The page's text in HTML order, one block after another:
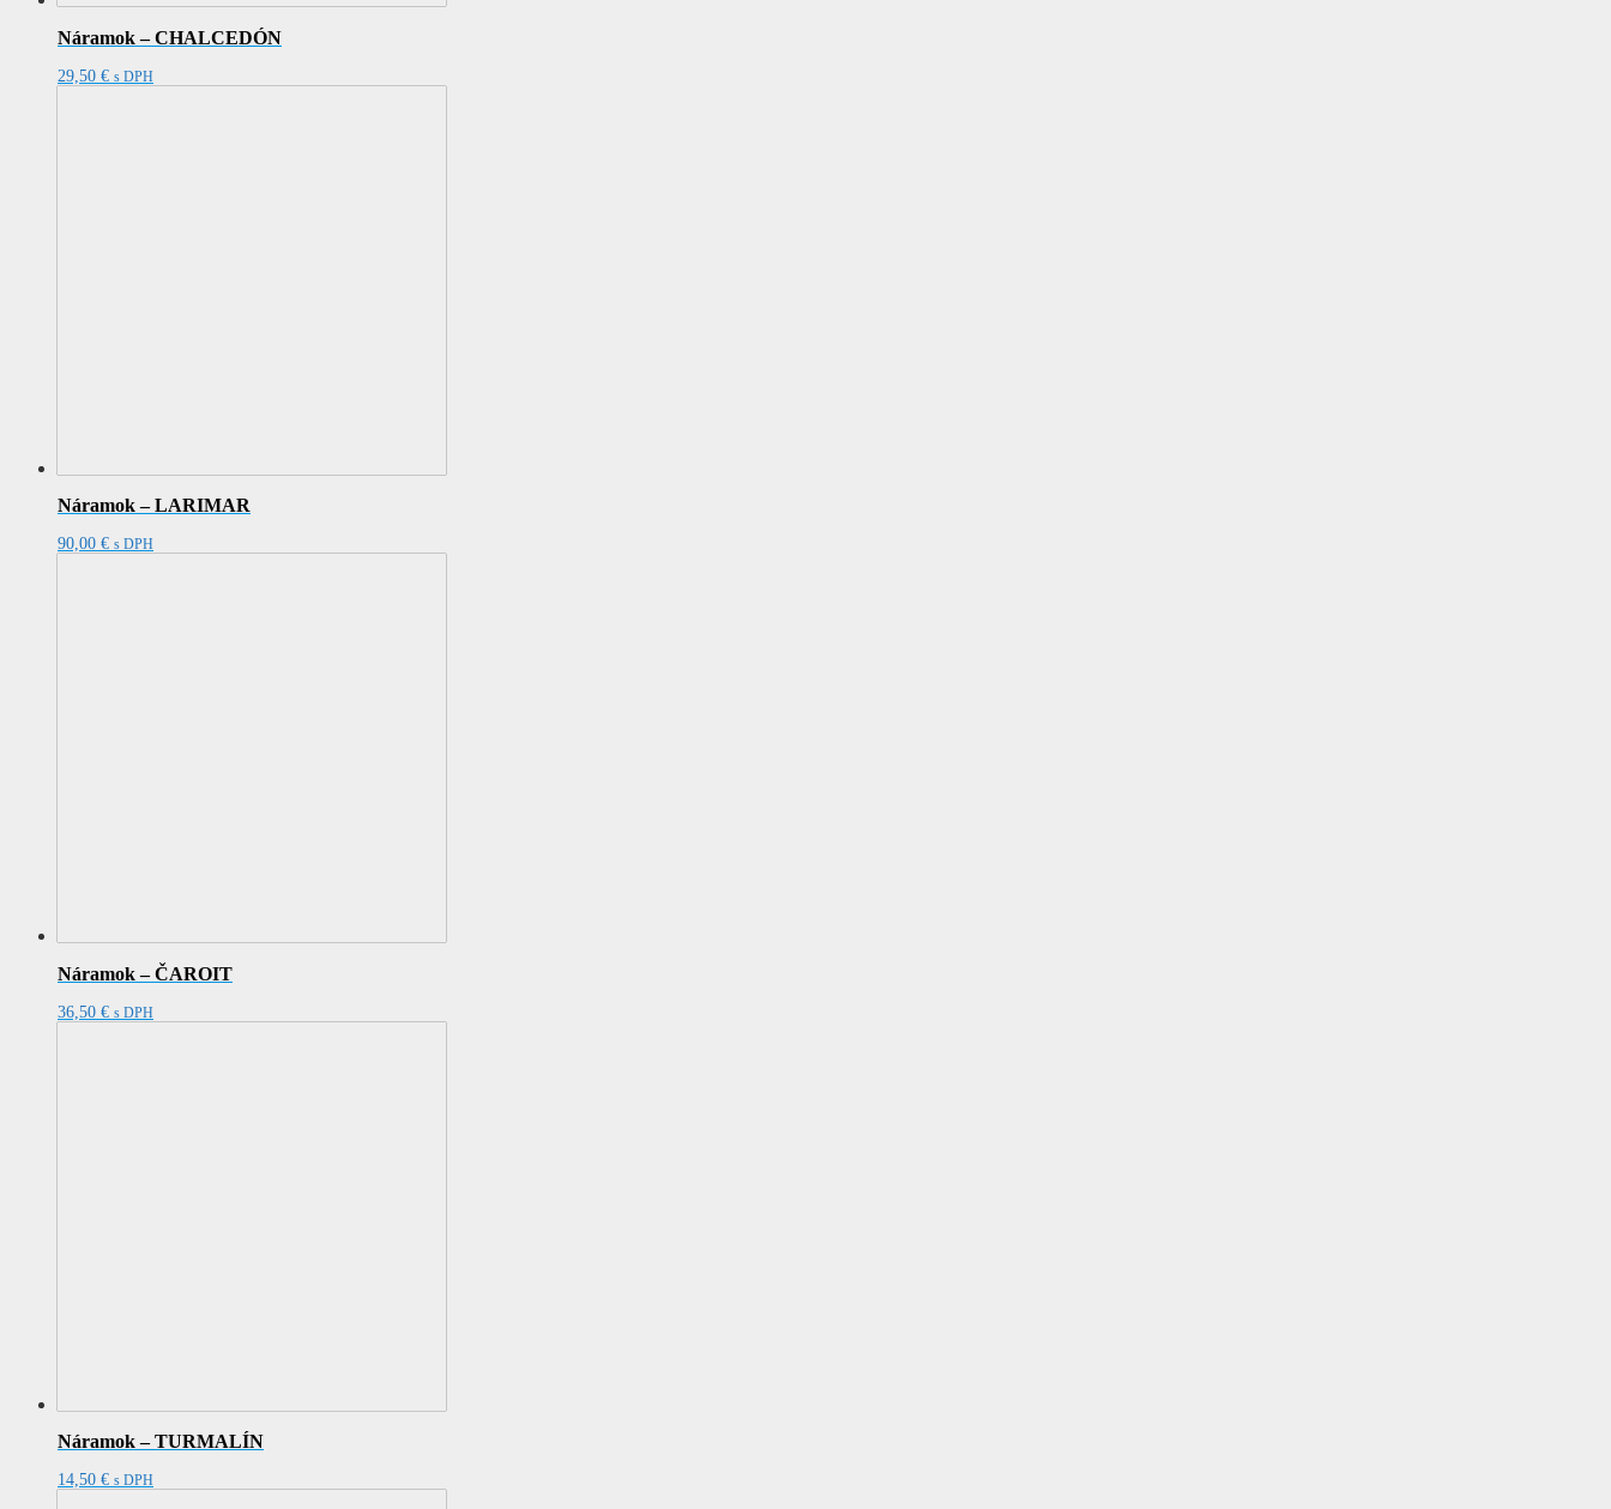
Náramok – CHALCEDÓN
29,50 € s DPH
Náramok – LARIMAR
90,00 € s DPH
Náramok – ČAROIT
36,50 € s DPH
Náramok – TURMALÍN
14,50 € s DPH